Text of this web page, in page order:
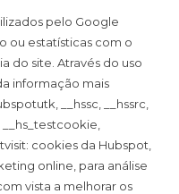
pelo Google
ou estatísticas com o
do site. Através do uso
informação mais
__hssc, __hssrc,
__hs_testcookie,
cookies da Hubspot,
online, para análise
vista a melhorar os